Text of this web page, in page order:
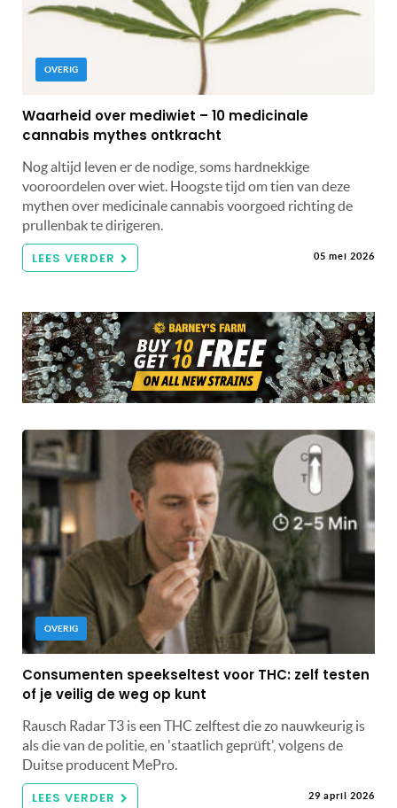
OVERIG
Waarheid over mediwiet – 10 medicinale
cannabis mythes ontkracht
Nog altijd leven er de nodige, soms hardnekkige
vooroordelen over wiet. Hoogste tijd om tien van deze
mythen over medicinale cannabis voorgoed richting de
prullenbak te dirigeren.
LEES VERDER 05 mei 2026
OVERIG
Consumenten speekseltest voor THC: zelf testen
of je veilig de weg op kunt
Rausch Radar T3 is een THC zelftest die zo nauwkeurig is
als die van de politie, en 'staatlich geprüft', volgens de
Duitse producent MePro.
LEES VERDER 29 april 2026